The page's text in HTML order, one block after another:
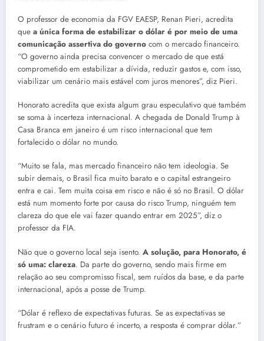
O professor de economia da FGV EAESP, Renan Pieri, acredita
que a única forma de estabilizar o dólar é por meio de uma
comunicação assertiva do governo com o mercado financeiro.
“O governo ainda precisa convencer o mercado de que está
comprometido em estabilizar a dívida, reduzir gastos e, com isso,
viabilizar um cenário mais estável com juros menores”, diz Pieri.
Honorato acredita que exista algum grau especulativo que também
se soma à incerteza internacional. A chegada de Donald Trump à
Casa Branca em janeiro é um risco internacional que tem
fortalecido o dólar no mundo.
“Muito se fala, mas mercado financeiro não tem ideologia. Se
subir demais, o Brasil fica muito barato e o capital estrangeiro
entra e cai. Tem muita coisa em risco e não é só no Brasil. O dólar
está num momento forte por causa do risco Trump, ninguém tem
clareza do que ele vai fazer quando entrar em 2025”, diz o
professor da FIA.
Não que o governo local seja isento. A solução, para Honorato, é
só uma: clareza. Da parte do governo, sendo mais firme em
relação ao seu compromisso fiscal, sem ruídos da base, e da parte
internacional, após a posse de Trump.
“Dólar é reflexo de expectativas futuras. Se as expectativas se
frustram e o cenário futuro é incerto, a resposta é comprar dólar.”